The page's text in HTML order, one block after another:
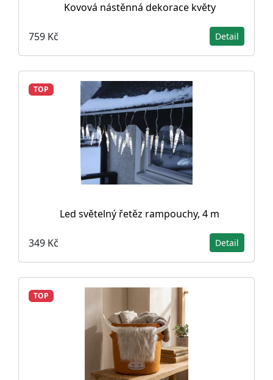
Kovová nástěnná dekorace květy
759 Kč Detail
TOP
Led světelný řetěz rampouchy, 4 m
349 Kč Detail
TOP